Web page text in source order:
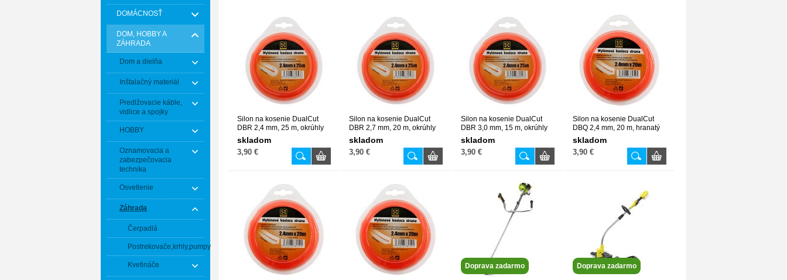
DOMÁCNOSŤ
DOM, HOBBY A
ZÁHRADA
Dom a dielňa
Inštalačný materiál
Predlžovacie káble,
vidlice a spojky
HOBBY
Oznamovacia a
zabezpečovacia
technika
Osvetlenie
Záhrada
Čerpadlá
Postrekovače,krhly,pumpy
Kvetináče
Silon na kosenie DualCut
DBR 2,4 mm, 25 m, okrúhly
111638
skladom
3,90 €
Silon na kosenie DualCut
DBR 2,7 mm, 20 m, okrúhly
111639
skladom
3,90 €
Silon na kosenie DualCut
DBR 3,0 mm, 15 m, okrúhly
111643
skladom
3,90 €
Silon na kosenie DualCut
DBQ 2,4 mm, 20 m, hranatý
111646
skladom
3,90 €
Doprava zadarmo Doprava zadarmo